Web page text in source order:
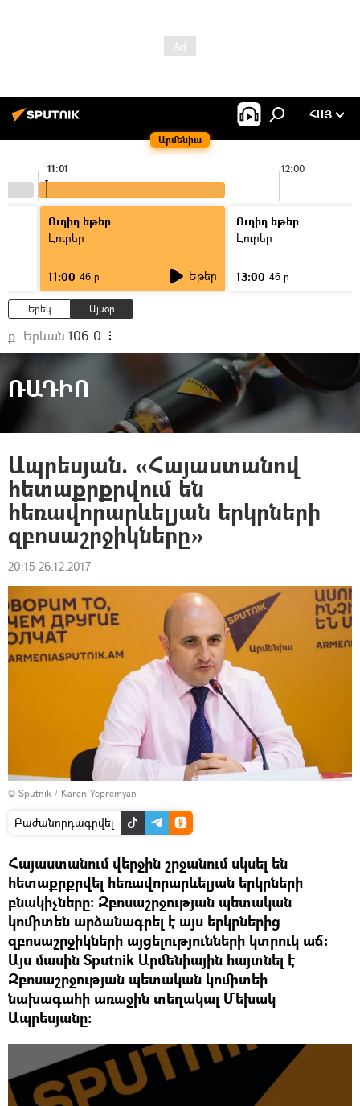
Արմենիա
ՀԱՅ
12:00
11:01
Ուղիղ եթեր
Լուրեր
11:00 46 ր Եթեր
Ուղիղ եթեր
Լուրեր
13:00 46 ր
Երեկ Այսօր
ք. Երևան 106.0
ՌԱԴԻՈ
Ապրեսյան. «Հայաստանով
հետաքրքրվում են
հեռավորարևելյան երկրների
զբոսաշրջիկները»
20:15 26.12.2017
© Sputnik / Karen Yepremyan
Բաժանորդագրվել
Հայաստանում վերջին շրջանում սկսել են
հետաքրքրվել հեռավորարևելյան երկրների
բնակիչները։ Զբոսաշրջության պետական
կոմիտեն արձանագրել է այս երկրներից
զբոսաշրջիկների այցելությունների կտրուկ աճ։
Այս մասին Sputnik Արմենիային հայտնել է
Զբոսաշրջության պետական կոմիտեի
նախագահի առաջին տեղակալ Մեխակ
Ապրեսյանը։